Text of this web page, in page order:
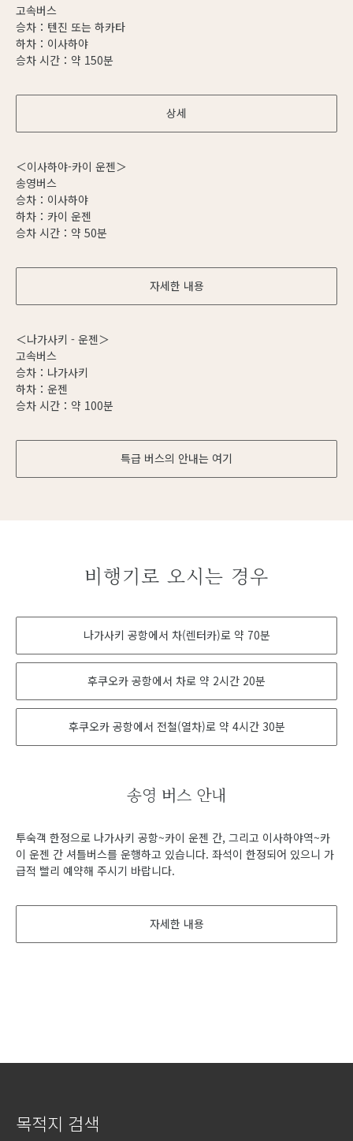
고속버스
승차：텐진 또는 하카타
하차：이사하야
승차 시간：약 150분
상세
＜이사하야-카이 운젠＞
송영버스
승차：이사하야
하차：카이 운젠
승차 시간：약 50분
자세한 내용
＜나가사키 - 운젠＞
고속버스
승차：나가사키
하차：운젠
승차 시간：약 100분
특급 버스의 안내는 여기
비행기로 오시는 경우
나가사키 공항에서 차(렌터카)로 약 70분
후쿠오카 공항에서 차로 약 2시간 20분
후쿠오카 공항에서 전철(열차)로 약 4시간 30분
송영 버스 안내
투숙객 한정으로 나가사키 공항~카이 운젠 간, 그리고 이사하야역~카
이 운젠 간 셔틀버스를 운행하고 있습니다. 좌석이 한정되어 있으니 가
급적 빨리 예약해 주시기 바랍니다.
자세한 내용
목적지 검색